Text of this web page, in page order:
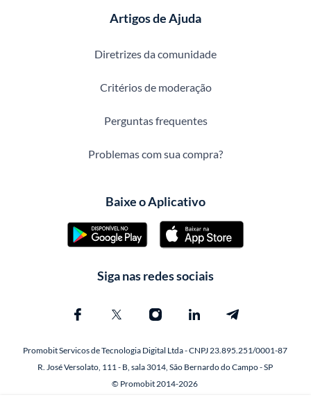
Artigos de Ajuda
Diretrizes da comunidade
Critérios de moderação
Perguntas frequentes
Problemas com sua compra?
Baixe o Aplicativo
Siga nas redes sociais
Promobit Servicos de Tecnologia Digital Ltda - CNPJ 23.895.251/0001-87
R. José Versolato, 111 - B, sala 3014, São Bernardo do Campo - SP
© Promobit 2014-2026